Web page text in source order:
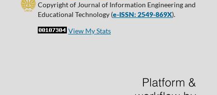
Copyright of Journal of Information Engineering and
Educational Technology (e-ISSN: 2549-869X).
View My Stats